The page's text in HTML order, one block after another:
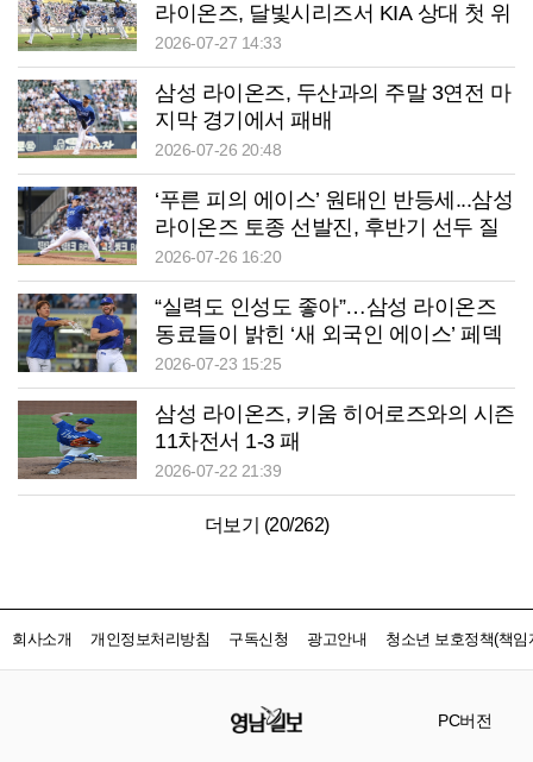
라이온즈, 달빛시리즈서 KIA 상대 첫 위
닝시리즈 도전
2026-07-27 14:33
삼성 라이온즈, 두산과의 주말 3연전 마
지막 경기에서 패배
2026-07-26 20:48
‘푸른 피의 에이스’ 원태인 반등세...삼성
라이온즈 토종 선발진, 후반기 선두 질
주 힘 보탤까?
2026-07-26 16:20
“실력도 인성도 좋아”…삼성 라이온즈
동료들이 밝힌 ‘새 외국인 에이스’ 페덱
의 매력
2026-07-23 15:25
삼성 라이온즈, 키움 히어로즈와의 시즌
11차전서 1-3 패
2026-07-22 21:39
더보기 (20/262)
회사소개 개인정보처리방침 구독신청 광고안내 청소년 보호정책(책임
PC버전